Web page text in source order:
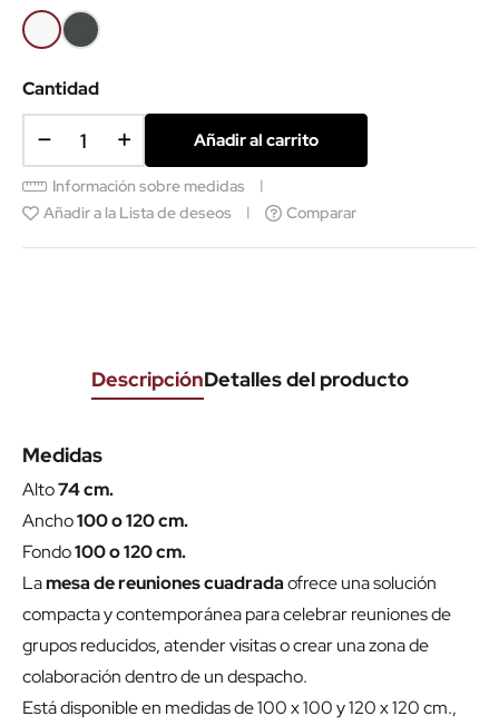
BlancoAntracita
Cantidad
Añadir al carrito
Información sobre medidas
Añadir a la Lista de deseos
Comparar
DescripciónDetalles del producto
Medidas
Alto74 cm.
Ancho100 o 120 cm.
Fondo100 o 120 cm.
Lamesa de reuniones cuadradaofrece una solución
compacta y contemporánea para celebrar reuniones de
grupos reducidos, atender visitas o crear una zona de
colaboración dentro de un despacho.
Está disponible en medidas de 100 x 100 y 120 x 120 cm.,